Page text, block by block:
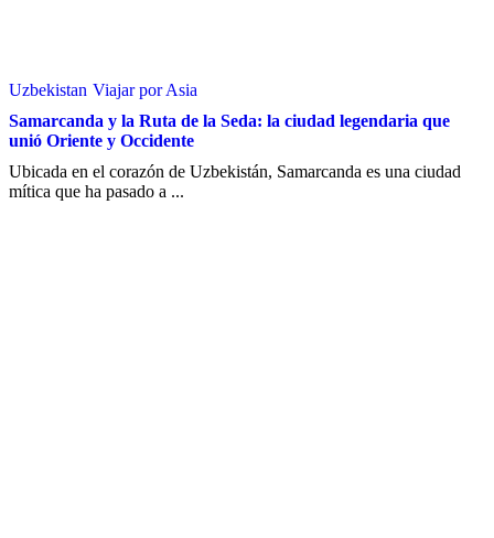
Uzbekistan Viajar por Asia
Samarcanda y la Ruta de la Seda: la ciudad legendaria que
unió Oriente y Occidente
Ubicada en el corazón de Uzbekistán, Samarcanda es una ciudad
mítica que ha pasado a ...